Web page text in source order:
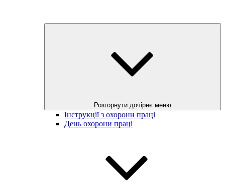
Розгорнути дочірнє меню
Інструкції з охорони праці
День охорони праці